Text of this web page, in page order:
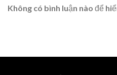
Không có bình luận nào để